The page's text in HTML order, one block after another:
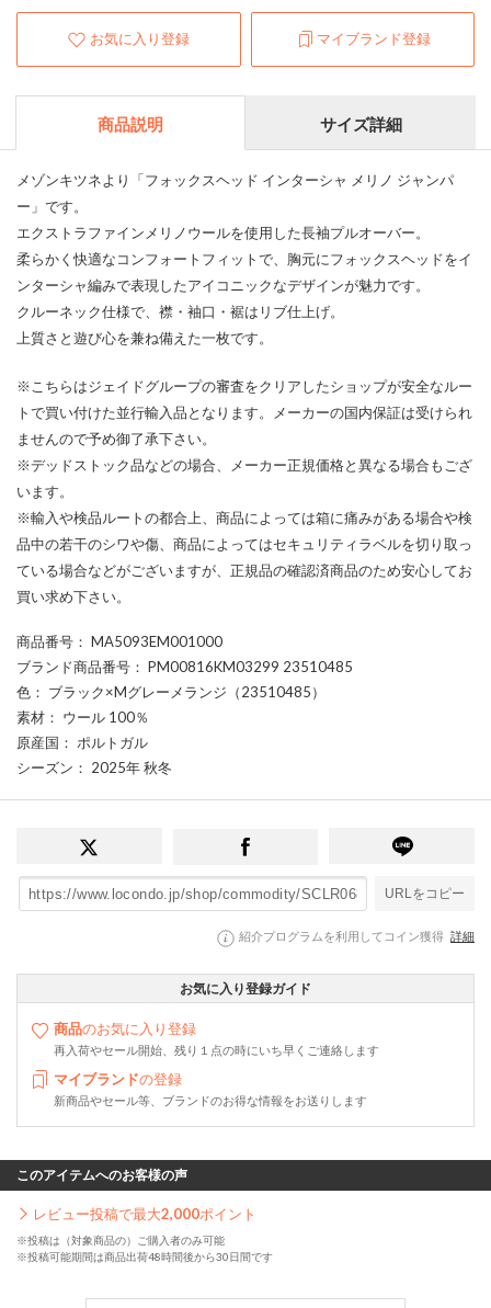
お気に入り登録 マイブランド登録
商品説明 サイズ詳細
メゾンキツネより「フォックスヘッド インターシャ メリノ ジャンパ
ー」です。
エクストラファインメリノウールを使用した長袖プルオーバー。
柔らかく快適なコンフォートフィットで、胸元にフォックスヘッドをイ
ンターシャ編みで表現したアイコニックなデザインが魅力です。
クルーネック仕様で、襟・袖口・裾はリブ仕上げ。
上質さと遊び心を兼ね備えた一枚です。
※こちらはジェイドグループの審査をクリアしたショップが安全なルー
トで買い付けた並行輸入品となります。メーカーの国内保証は受けられ
ませんので予め御了承下さい。
※デッドストック品などの場合、メーカー正規価格と異なる場合もござ
います。
※輸入や検品ルートの都合上、商品によっては箱に痛みがある場合や検
品中の若干のシワや傷、商品によってはセキュリティラベルを切り取っ
ている場合などがございますが、正規品の確認済商品のため安心してお
買い求め下さい。
商品番号 ： MA5093EM001000
ブランド商品番号 ： PM00816KM03299 23510485
色 ： ブラック×Mグレーメランジ（23510485）
素材 ： ウール 100％
原産国 ： ポルトガル
シーズン ： 2025年 秋冬
URLをコピー
紹介プログラムを利用してコイン獲得 詳細
お気に入り登録ガイド
商品のお気に入り登録
再入荷やセール開始、残り１点の時にいち早くご連絡します
マイブランドの登録
新商品やセール等、ブランドのお得な情報をお送りします
このアイテムへのお客様の声
レビュー投稿で最大2,000ポイント
※投稿は（対象商品の）ご購入者のみ可能
※投稿可能期間は商品出荷48時間後から30日間です